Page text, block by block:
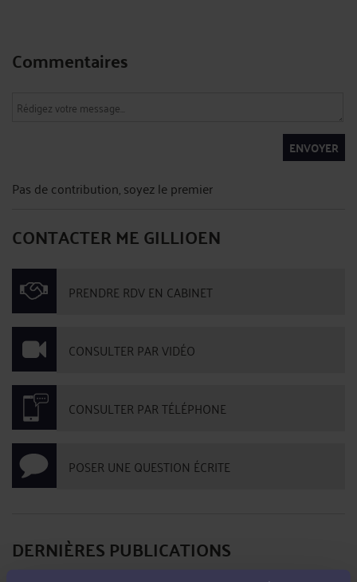
Commentaires
ENVOYER
Pas de contribution, soyez le premier
CONTACTER ME GILLIOEN
PRENDRE RDV EN CABINET
CONSULTER PAR VIDÉO
CONSULTER PAR TÉLÉPHONE
POSER UNE QUESTION ÉCRITE
DERNIÈRES PUBLICATIONS